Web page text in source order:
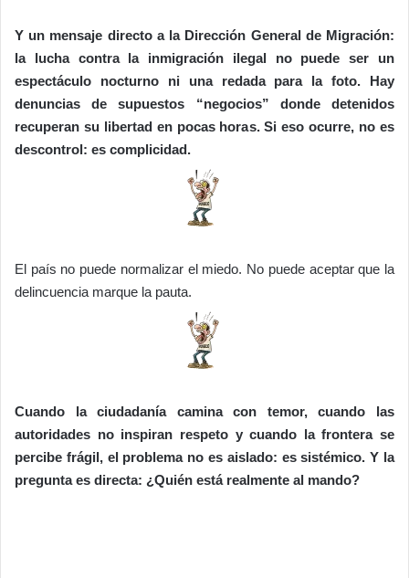
Y un mensaje directo a la Dirección General de Migración:
la lucha contra la inmigración ilegal no puede ser un
espectáculo nocturno ni una redada para la foto. Hay
denuncias de supuestos “negocios” donde detenidos
recuperan su libertad en pocas horas. Si eso ocurre, no es
descontrol: es complicidad.
El país no puede normalizar el miedo. No puede aceptar que la
delincuencia marque la pauta.
Cuando la ciudadanía camina con temor, cuando las
autoridades no inspiran respeto y cuando la frontera se
percibe frágil, el problema no es aislado: es sistémico. Y la
pregunta es directa: ¿Quién está realmente al mando?